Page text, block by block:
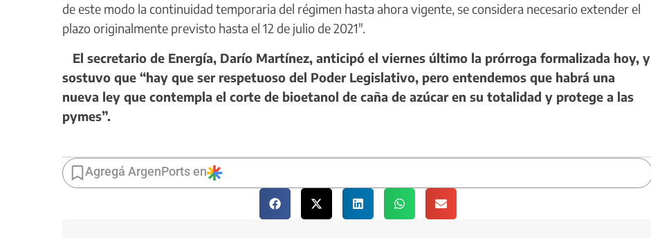
de este modo la continuidad temporaria del régimen hasta ahora vigente, se considera necesario extender el
plazo originalmente previsto hasta el 12 de julio de 2021".
El secretario de Energía, Darío Martínez, anticipó el viernes último la prórroga formalizada hoy, y
sostuvo que “hay que ser respetuoso del Poder Legislativo, pero entendemos que habrá una
nueva ley que contempla el corte de bioetanol de caña de azúcar en su totalidad y protege a las
pymes”.
Agregá ArgenPorts en